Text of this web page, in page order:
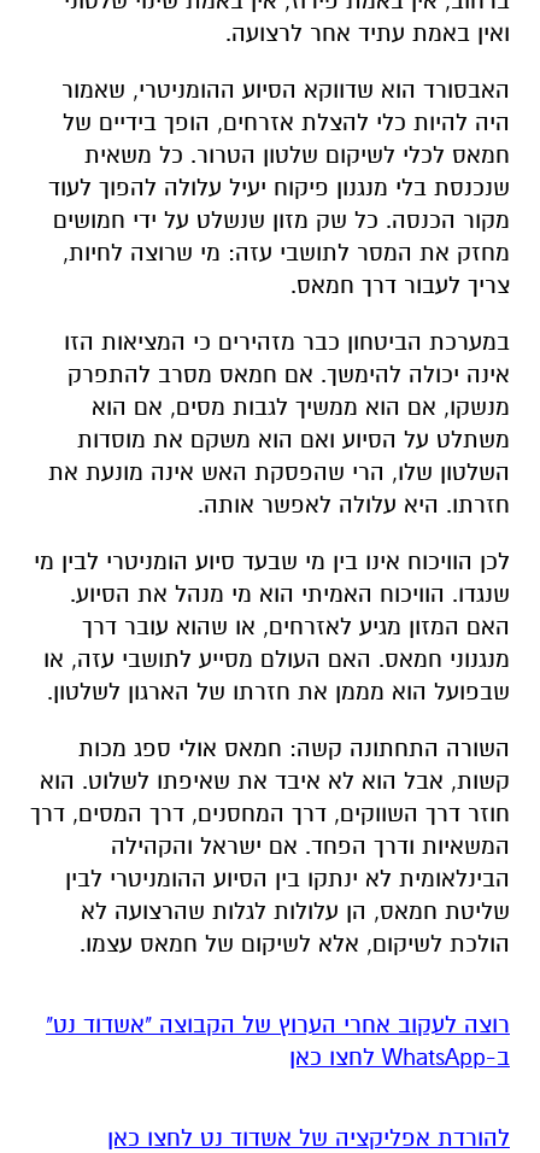
ואין באמת עתיד אחר לרצועה.
האבסורד הוא שדווקא הסיוע ההומניטרי, שאמור
היה להיות כלי להצלת אזרחים, הופך בידיים של
חמאס לכלי לשיקום שלטון הטרור. כל משאית
שנכנסת בלי מנגנון פיקוח יעיל עלולה להפוך לעוד
מקור הכנסה. כל שק מזון שנשלט על ידי חמושים
מחזק את המסר לתושבי עזה: מי שרוצה לחיות,
צריך לעבור דרך חמאס.
במערכת הביטחון כבר מזהירים כי המציאות הזו
אינה יכולה להימשך. אם חמאס מסרב להתפרק
מנשקו, אם הוא ממשיך לגבות מסים, אם הוא
משתלט על הסיוע ואם הוא משקם את מוסדות
השלטון שלו, הרי שהפסקת האש אינה מונעת את
חזרתו. היא עלולה לאפשר אותה.
לכן הוויכוח אינו בין מי שבעד סיוע הומניטרי לבין מי
שנגדו. הוויכוח האמיתי הוא מי מנהל את הסיוע.
האם המזון מגיע לאזרחים, או שהוא עובר דרך
מנגנוני חמאס. האם העולם מסייע לתושבי עזה, או
שבפועל הוא מממן את חזרתו של הארגון לשלטון.
השורה התחתונה קשה: חמאס אולי ספג מכות
קשות, אבל הוא לא איבד את שאיפתו לשלוט. הוא
חוזר דרך השווקים, דרך המחסנים, דרך המסים, דרך
המשאיות ודרך הפחד. אם ישראל והקהילה
הבינלאומית לא ינתקו בין הסיוע ההומניטרי לבין
שליטת חמאס, הן עלולות לגלות שהרצועה לא
הולכת לשיקום, אלא לשיקום של חמאס עצמו.
רוצה לעקוב אחרי הערוץ של הקבוצה "אשדוד נט"
ב-WhatsApp לחצו כאן
להורדת אפליקציה של אשדוד נט לחצו כאן